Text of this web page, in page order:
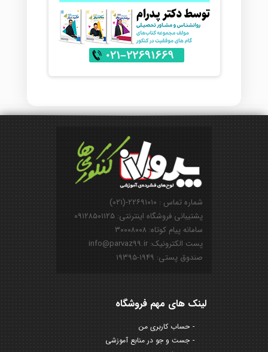
شماره تماس : ۲۲۶۹۱۰۱۰-(۰۲۱)
پشتیبانی فروشگاه اینترنتی: ۰۹۱۲۸۵۰۱۱۲۵
سامانه پیام کوتاه: ۳۰۰۰۸۰۰۸
پست الکترونیک: info@parvaz99.ir
صندوق پستی: ۱۹۴۹-۱۹۳۹۵
لینک های مهم فروشگاه
حساب کاربری من
جست و جو در منابع آموزشی